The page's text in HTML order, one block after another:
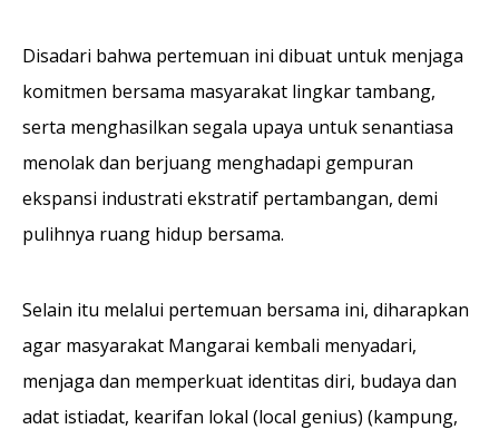
Disadari bahwa pertemuan ini dibuat untuk menjaga
komitmen bersama masyarakat lingkar tambang,
serta menghasilkan segala upaya untuk senantiasa
menolak dan berjuang menghadapi gempuran
ekspansi industrati ekstratif pertambangan, demi
pulihnya ruang hidup bersama.
Selain itu melalui pertemuan bersama ini, diharapkan
agar masyarakat Mangarai kembali menyadari,
menjaga dan memperkuat identitas diri, budaya dan
adat istiadat, kearifan lokal (local genius) (kampung,